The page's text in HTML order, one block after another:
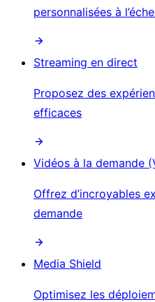
personnalisées à
Streaming en direct
Proposez des
efficaces
Vidéos à la demande
Offrez d’incroyables
demande
Media Shield
Optimisez les